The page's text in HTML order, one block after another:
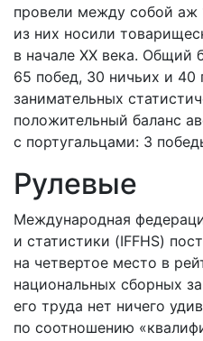
провели между собой аж
из них носили
в начале XX века. Общий
65 побед, 30 ничьих и 40
занимательных
положительный баланс
с португальцами: 3
Рулевые
Международная
и статистики (IFFHS)
на четвертое место в
национальных сборных
его труда нет ничего
по соотношению